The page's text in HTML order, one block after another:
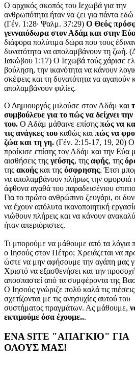
Ο αρχικός σκοπός του Ιεχωβά για την
ανθρωπότητα ήταν να ζει για πάντα
(Γέν. 1:28· Ψαλμ. 37:29) Ο Θεός
γενναιόδωρα στον Αδάμ και στην
διάφορα πολύτιμα δώρα που τους
δυνατότητα να απολαμβάνουν τη ζωή.
Ιακώβου 1:17) Ο Ιεχωβά τούς χάρισε
βούληση, την ικανότητα να κάνουν
σκέψεις και τη δυνατότητα να αγαπούν
απολαμβάνουν φιλίες.
Ο Δημιουργός μιλούσε στον Αδάμ και
συμβούλευε για το πώς να δείχνει
του. Ο Αδάμ μάθαινε επίσης πώς να
τις ανάγκες του καθώς και πώς να
ζώα και τη γη. (Γέν. 2:15-17, 19, 20)
προίκισε επίσης τον Αδάμ και την Εύα
αισθήσεις της γεύσης, της αφής, της
της ακοής και της όσφρησης. Έτσι
να απολαμβάνουν πλήρως την ομορφιά
άφθονα αγαθά του παραδεισένιου
Για το πρώτο ανθρώπινο ζευγάρι, οι
να έχουν απόλυτα ικανοποιητική
νιώθουν πλήρεις και να κάνουν
ήταν απεριόριστες.
Τι μπορούμε να μάθουμε από τα λόγια
ο Ιησούς στον Πέτρο; Χρειάζεται να
ώστε να μην αφήσουμε την αγάπη μας
Χριστό να εξασθενήσει και την
αποσπαστεί από τα συμφέροντα της
Ο Ιησούς γνώριζε πολύ καλά τις
σχετίζονται με τις ανησυχίες αυτού του
συστήματος πραγμάτων. Ας μάθουμε,
εκτιμούμε όσα έχουμε...
ΕΝΑ SITE "ΑΠΑΓΚΙΟ" ΓΙΑ
ΟΛΟΥΣ ΜΑΣ!